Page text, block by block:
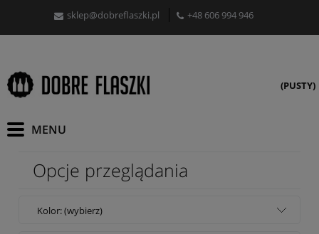
sklep@dobreflaszki.pl +48 606 994 946
(PUSTY)
Opcje przeglądania
Kolor: (wybierz)